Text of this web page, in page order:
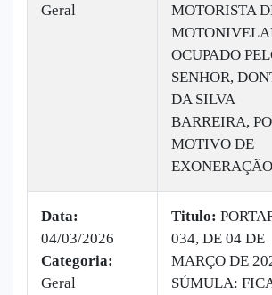
Geral
MOTORISTA
OCUPADO
SENHOR,
DA SILVA
BARREIRA,
MOTIVO DE
Data:
04/03/2026
Categoria:
Geral
Titulo:
034, DE 04 DE
MARÇO DE
SÚMULA: